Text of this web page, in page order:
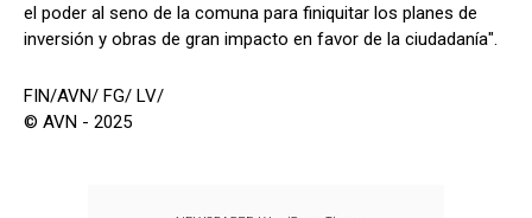
el poder al seno de la comuna para finiquitar los planes de
inversión y obras de gran impacto en favor de la ciudadanía".
FIN/AVN/ FG/ LV/
© AVN - 2025